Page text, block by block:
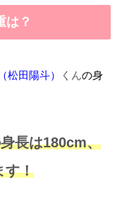
は？
松田陽斗） くんの身
長は180cm、
す！